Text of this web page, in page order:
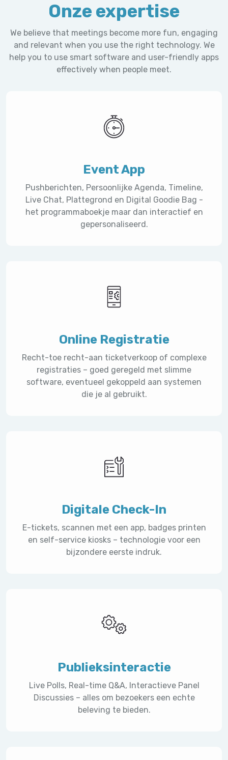
Onze expertise
We believe that meetings become more fun, engaging
and relevant when you use the right technology. We
help you to use smart software and user-friendly apps
effectively when people meet.
Event App
Pushberichten, Persoonlijke Agenda, Timeline,
Live Chat, Plattegrond en Digital Goodie Bag -
het programmaboekje maar dan interactief en
gepersonaliseerd.
Online Registratie
Recht-toe recht-aan ticketverkoop of complexe
registraties – goed geregeld met slimme
software, eventueel gekoppeld aan systemen
die je al gebruikt.
Digitale Check-In
E-tickets, scannen met een app, badges printen
en self-service kiosks – technologie voor een
bijzondere eerste indruk.
Publieksinteractie
Live Polls, Real-time Q&A, Interactieve Panel
Discussies – alles om bezoekers een echte
beleving te bieden.